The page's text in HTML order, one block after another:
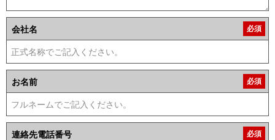
会社名 必須
お名前 必須
連絡先電話番号 必須